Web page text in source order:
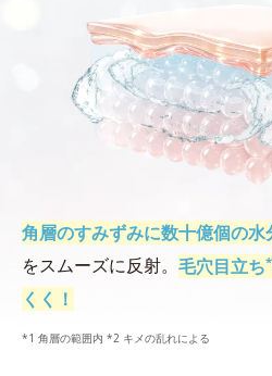
角層のすみずみに数十億個の水
をスムーズに反射。 毛穴目立ち
くく！
*1 角層の範囲内 *2 キメの乱れによる